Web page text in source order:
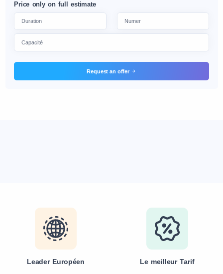
Price only on full estimate
Request an offer
Leader Européen Le meilleur Tarif